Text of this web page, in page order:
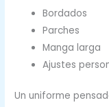
Bordados
Parches
Manga larga
Ajustes
Un uniforme